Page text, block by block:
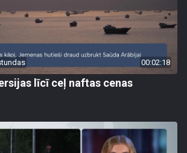
00:02:18
līcī ceļ naftas cenas